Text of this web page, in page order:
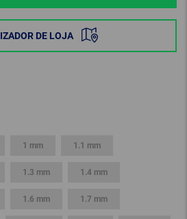
DE LOJA
1 mm 1.1 mm
1.3 mm 1.4 mm
1.6 mm 1.7 mm